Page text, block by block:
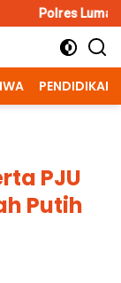
Kunci
PENDIDIKAN
PJU
Putih